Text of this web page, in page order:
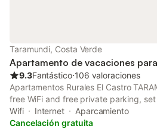
Taramundi, Costa Verde
Apartamento de vacaciones
9.3Fantástico⋅106 valoraciones
Apartamentos Rurales El Castro
free WiFi and free private parking,
apartment offers a garden. The
rooms.
Wifi Internet
Aparcamiento
Cancelación gratuita